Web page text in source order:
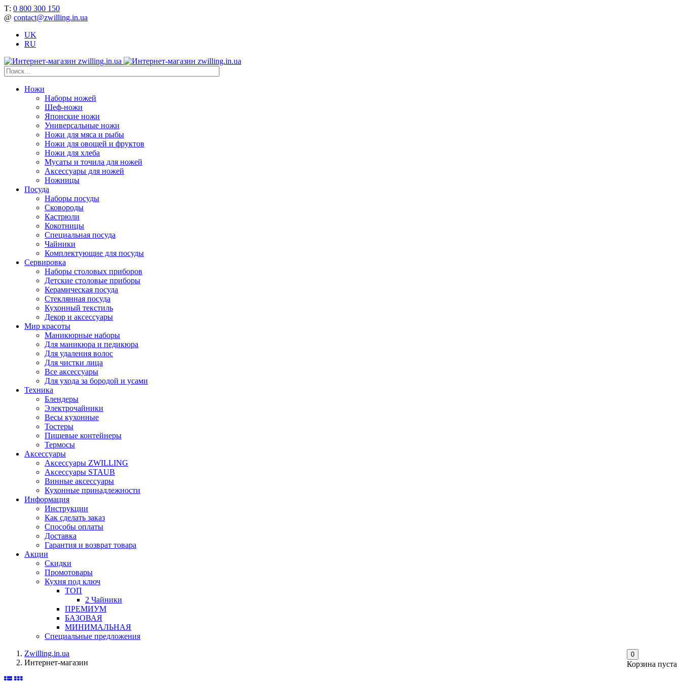
Т: 0 800 300 150
@ contact@zwilling.in.ua
UK
RU
Ножи
Наборы ножей
Шеф-ножи
Японские ножи
Универсальные ножи
Ножи для мяса и рыбы
Ножи для овощей и фруктов
Ножи для хлеба
Мусаты и точила для ножей
Аксессуары для ножей
Ножницы
Посуда
Наборы посуды
Сковороды
Кастрюли
Кокотницы
Специальная посуда
Чайники
Комплектующие для посуды
Сервировка
Наборы столовых приборов
Детские столовые приборы
Керамическая посуда
Стеклянная посуда
Кухонный текстиль
Декор и аксессуары
Мир красоты
Маникюрные наборы
Для маникюра и педикюра
Для удаления волос
Для чистки лица
Все аксессуары
Для ухода за бородой и усами
Техника
Блендеры
Электрочайники
Весы кухонные
Тостеры
Пищевые контейнеры
Термосы
Аксессуары
Аксессуары ZWILLING
Аксессуары STAUB
Винные аксессуары
Кухонные принадлежности
Информация
Инструкции
Как сделать заказ
Способы оплаты
Доставка
Гарантия и возврат товара
Акции
Скидки
Промотовары
Кухня под ключ
ТОП
2 Чайники
ПРЕМИУМ
БАЗОВАЯ
МИНИМАЛЬНАЯ
Специальные предложения
0
Корзина пуста
Zwilling.in.ua
Интернет-магазин